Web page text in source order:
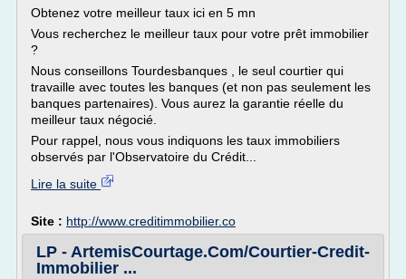
Obtenez votre meilleur taux ici en 5 mn
Vous recherchez le meilleur taux pour votre prêt immobilier
?
Nous conseillons Tourdesbanques , le seul courtier qui
travaille avec toutes les banques (et non pas seulement les
banques partenaires). Vous aurez la garantie réelle du
meilleur taux négocié.
Pour rappel, nous vous indiquons les taux immobiliers
observés par l'Observatoire du Crédit...
Lire la suite
Site : http://www.creditimmobilier.co
LP - ArtemisCourtage.Com/Courtier-Credit-
Immobilier ...